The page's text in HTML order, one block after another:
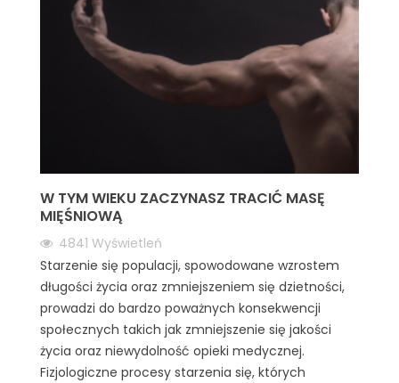
W TYM WIEKU ZACZYNASZ TRACIĆ MASĘ
MIĘŚNIOWĄ
4841 Wyświetleń
Starzenie się populacji, spowodowane wzrostem
długości życia oraz zmniejszeniem się dzietności,
prowadzi do bardzo poważnych konsekwencji
społecznych takich jak zmniejszenie się jakości
życia oraz niewydolność opieki medycznej.
Fizjologiczne procesy starzenia się, których